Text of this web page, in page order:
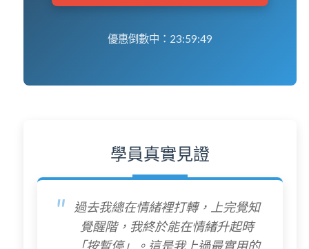
優惠倒數中： 23:59:48
學員真實見證
過去我總在情緒裡打轉，上完覺知
覺醒階，我終於能在情緒升起時
「按暫停」。這是我上過最實用的